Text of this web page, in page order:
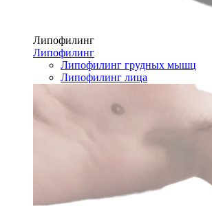
Липофилинг
Липофилинг
Липофилинг грудных мышц
Липофилинг лица